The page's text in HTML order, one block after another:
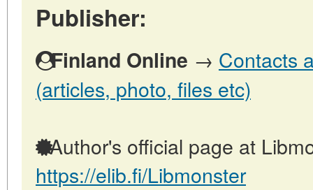
Publisher:
Finland Online → Contacts
(articles, photo, files etc)
Author's official page at
https://elib.fi/Libmonster